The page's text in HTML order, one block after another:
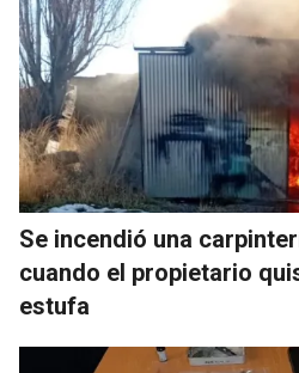
Se incendió una
cuando el propietario
estufa